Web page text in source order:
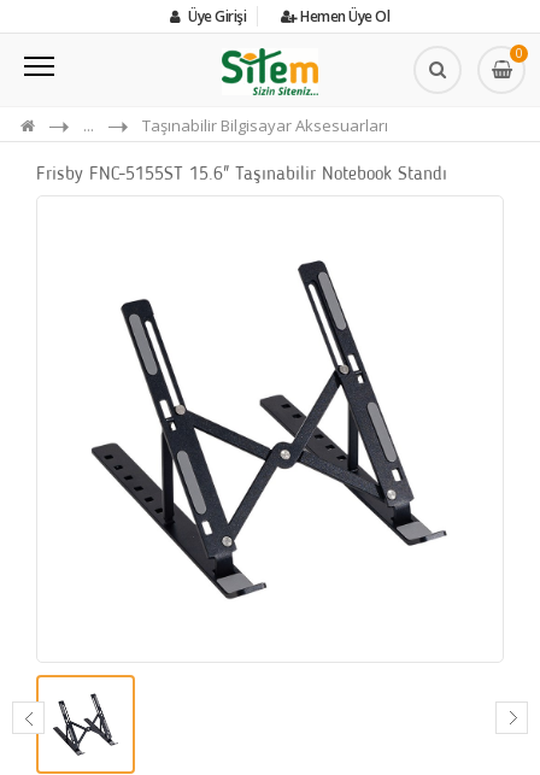
Üye Girişi Hemen Üye Ol
0
... Taşınabilir Bilgisayar Aksesuarları
Frisby FNC-5155ST 15.6" Taşınabilir Notebook Standı